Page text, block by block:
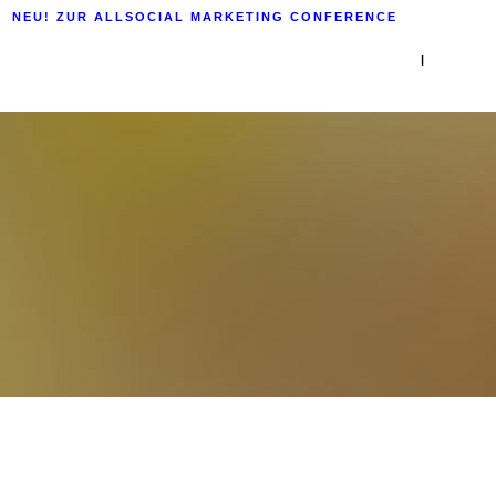
NEU! ZUR ALLSOCIAL MARKETING CONFERENCE
|